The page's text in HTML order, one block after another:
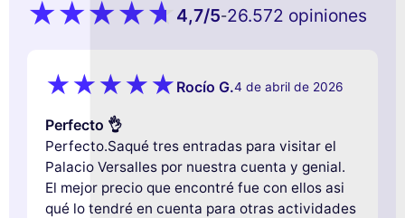
4,7/5-26.572 opiniones
Rocío G.4 de abril de 2026
Perfecto 👌
Perfecto.Saqué tres entradas para visitar el
Palacio Versalles por nuestra cuenta y genial.
El mejor precio que encontré fue con ellos asi
qué lo tendré en cuenta para otras actividades